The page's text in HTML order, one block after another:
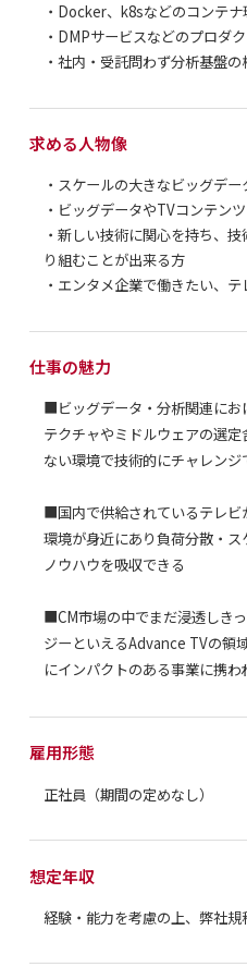
・Docker、k8sなどのコンテ
・DMPサービスなどのプロダ
・社内・受託問わず分析基盤
求める人物像
・スケールの大きなビッグデ
・ビッグデータやTVコンテン
・新しい技術に関心を持ち、
り組むことが出来る方
・エンタメ企業で働きたい、
仕事の魅力
■ビッグデータ・分析関連にお
テクチャやミドルウェアの選
ない環境で技術的にチャレンジ
■国内で供給されているテレビ
環境が身近にあり負荷分散・
ノウハウを吸収できる
■CM市場の中でまだ浸透しき
ジーといえるAdvance TVの領
にインパクトのある事業に携わ
雇用形態
正社員（期間の定めなし）
想定年収
経験・能力を考慮の上、弊社規